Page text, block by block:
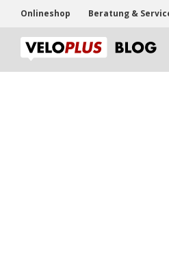
Onlineshop Beratung &